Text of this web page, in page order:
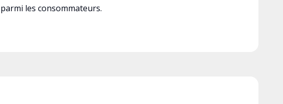
parmi les consommateurs.